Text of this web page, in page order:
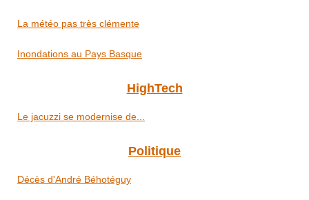
La météo pas très clémente
Inondations au Pays Basque
HighTech
Le jacuzzi se modernise de...
Politique
Décès d'André Béhotéguy